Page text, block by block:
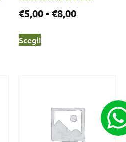
€5,00- €8,00
Scegli